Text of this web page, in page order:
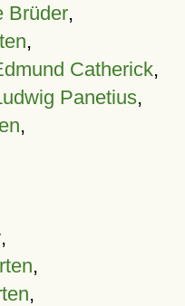
Brüder,
,
Catherick,
Panetius,
,
,
,
,